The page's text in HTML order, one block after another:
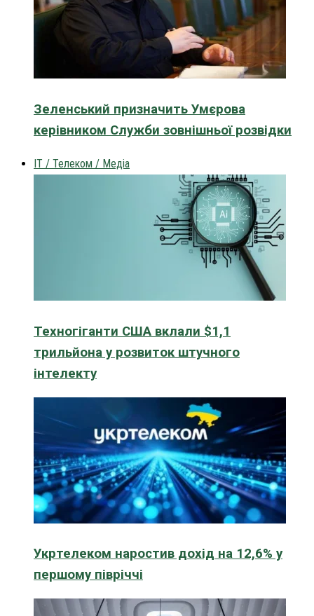
Зеленський призначить Умєрова
керівником Служби зовнішньої розвідки
IT / Телеком / Медіа
Техногіганти США вклали $1,1
трильйона у розвиток штучного
інтелекту
Укртелеком наростив дохід на 12,6% у
першому півріччі